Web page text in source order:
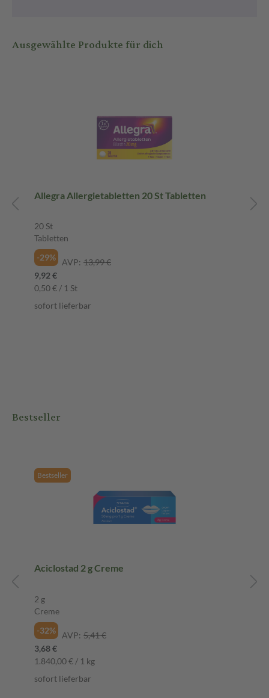
Ausgewählte Produkte für dich
Allegra Allergietabletten 20 St Tabletten
20 St
Tabletten
-29%
AVP: 13,99 €
9,92 €
0,50 € / 1 St
sofort lieferbar
Bestseller
Bestseller
Aciclostad 2 g Creme
2 g
Creme
-32%
AVP: 5,41 €
3,68 €
1.840,00 € / 1 kg
sofort lieferbar